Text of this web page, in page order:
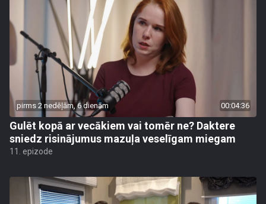
pirms 2 nedēļām, 6 dienām 00:04:36
Gulēt kopā ar vecākiem vai tomēr ne? Daktere
sniedz risinājumus mazuļa veselīgam miegam
11. epizode